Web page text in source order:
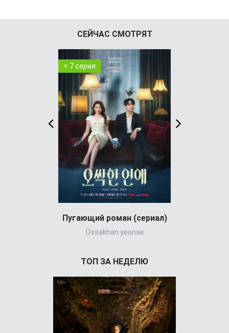
СЕЙЧАС СМОТРЯТ
+ 7 серия
Пугающий роман (сериал)
Ossakhan yeonae
ТОП ЗА НЕДЕЛЮ